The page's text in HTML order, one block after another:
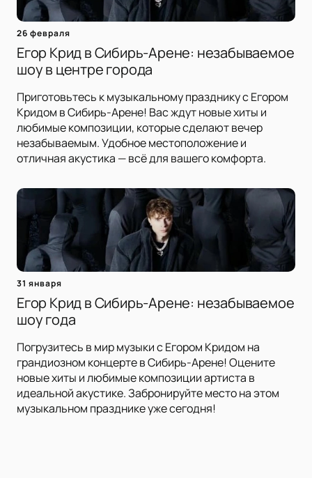
26 февраля
Егор Крид в Сибирь-Арене: незабываемое
шоу в центре города
Приготовьтесь к музыкальному празднику с Егором
Кридом в Сибирь-Арене! Вас ждут новые хиты и
любимые композиции, которые сделают вечер
незабываемым. Удобное местоположение и
отличная акустика — всё для вашего комфорта.
31 января
Егор Крид в Сибирь-Арене: незабываемое
шоу года
Погрузитесь в мир музыки с Егором Кридом на
грандиозном концерте в Сибирь-Арене! Оцените
новые хиты и любимые композиции артиста в
идеальной акустике. Забронируйте место на этом
музыкальном празднике уже сегодня!